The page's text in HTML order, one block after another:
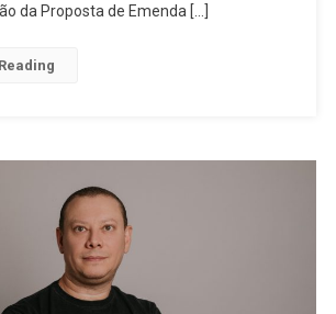
da Proposta de Emenda […]